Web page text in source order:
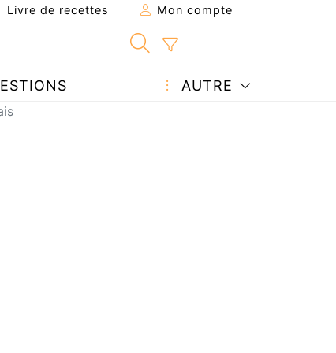
Livre de recettes Mon compte
AUTRE
à un ami
page
question à l'auteur
votre photo de cette